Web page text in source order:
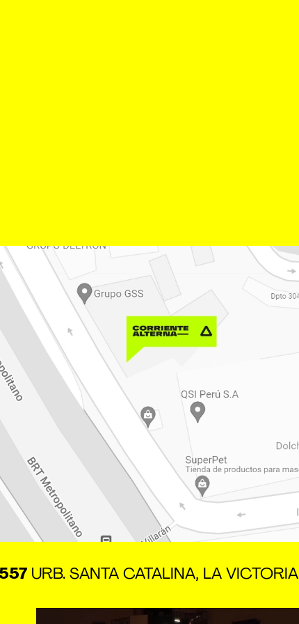
URB. SANTA CATALINA, LA VICTORIA